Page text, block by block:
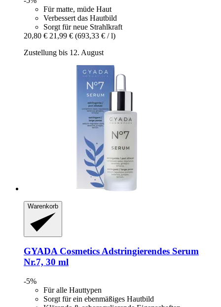
Für matte, müde Haut
Verbessert das Hautbild
Sorgt für neue Strahlkraft
20,80 € 21,99 € (693,33 € / l)
Zustellung bis 12. August
Warenkorb
GYADA CosmeticsAdstringierendes Serum
Nr.7, 30 ml
-5%
Für alle Hauttypen
Sorgt für ein ebenmäßiges Hautbild